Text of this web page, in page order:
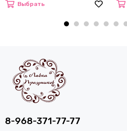
Выбрать
8-968-371-77-77